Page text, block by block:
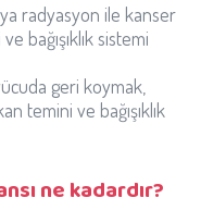
radyasyon ile kanser
bağışıklık sistemi
geri koymak,
temini ve bağışıklık
ne kadardır?